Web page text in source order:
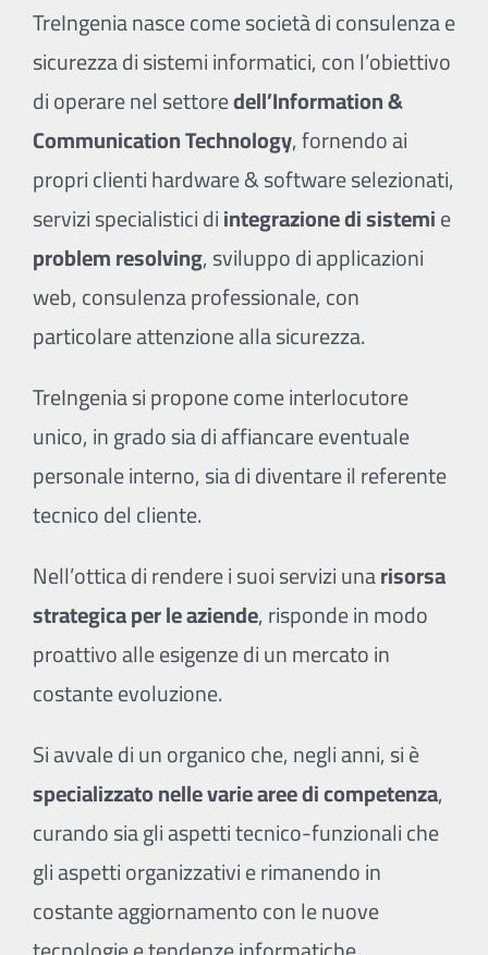
TreIngenia nasce come società di consulenza e
sicurezza di sistemi informatici, con l’obiettivo
di operare nel settoredell’Information &
Communication Technology, fornendo ai
propri clienti hardware & software selezionati,
servizi specialistici diintegrazione di sistemie
problem resolving, sviluppo di applicazioni
web, consulenza professionale, con
particolare attenzione alla sicurezza.
TreIngenia si propone come interlocutore
unico, in grado sia di affiancare eventuale
personale interno, sia di diventare il referente
tecnico del cliente.
Nell’ottica di rendere i suoi servizi unarisorsa
strategica per le aziende, risponde in modo
proattivo alle esigenze di un mercato in
costante evoluzione.
Si avvale di un organico che, negli anni, si è
specializzato nelle varie aree di competenza,
curando sia gli aspetti tecnico-funzionali che
gli aspetti organizzativi e rimanendo in
costante aggiornamento con le nuove